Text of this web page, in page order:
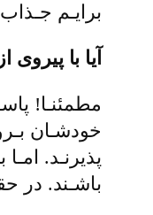
برایـم
آیا با
مطمئنـا!
خودشـان
پذیرنـد.
باشـند. در